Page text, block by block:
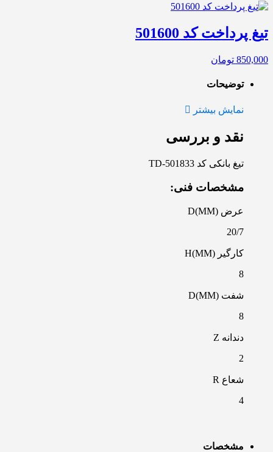
تیغ پرداخت کد 501600
850,000 تومان
توضیحات
نمایش بیشتر
نقد و بررسی
تیغ بانکی کد TD-501833
مشخصات فنی:
عرض D(MM)
20/7
کارگیر H(MM)
8
شفت D(MM)
8
دندانه Z
2
شعاع R
4
مشخصات